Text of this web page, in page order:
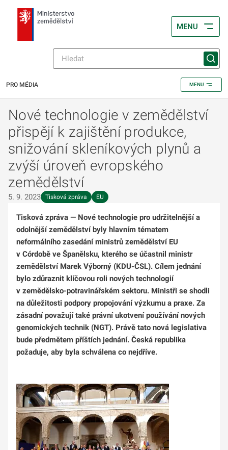
MENU
PRO MÉDIA MENU
Nové technologie v zemědělství
přispějí k zajištění produkce,
snižování skleníkových plynů a
zvýší úroveň evropského
zemědělství
5. 9. 2023 Tisková zpráva EU
Tisková zpráva — Nové technologie pro udržitelnější a
odolnější zemědělství byly hlavním tématem
neformálního zasedání ministrů zemědělství EU
v Córdobě ve Španělsku, kterého se účastnil ministr
zemědělství Marek Výborný (KDU-ČSL). Cílem jednání
bylo zdůraznit klíčovou roli nových technologií
v zemědělsko-potravinářském sektoru. Ministři se shodli
na důležitosti podpory propojování výzkumu a praxe. Za
zásadní považují také právní ukotvení používání nových
genomických technik (NGT). Právě tato nová legislativa
bude předmětem příštích jednání. Česká republika
požaduje, aby byla schválena co nejdříve.